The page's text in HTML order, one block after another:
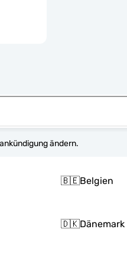
ändern.
🇧🇪Belgien
🇩🇰Dänemark